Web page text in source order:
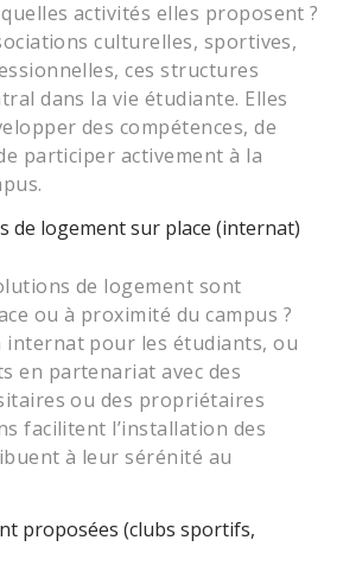
activités elles proposent ?
culturelles, sportives,
ces structures
dans la vie étudiante. Elles
des compétences, de
participer activement à la
de logement sur place (internat)
de logement sont
ou à proximité du campus ?
internat pour les étudiants, ou
en partenariat avec des
ou des propriétaires
facilitent l’installation des
à leur sérénité au
proposées (clubs sportifs,